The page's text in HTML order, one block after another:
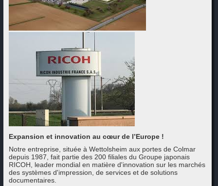
Expansion et innovation au cœur de l’Europe !
Notre entreprise, située à Wettolsheim aux portes de Colmar
depuis 1987, fait partie des 200 filiales du Groupe japonais
RICOH, leader mondial en matière d'innovation sur les marchés
des systèmes d'impression, de services et de solutions
documentaires.